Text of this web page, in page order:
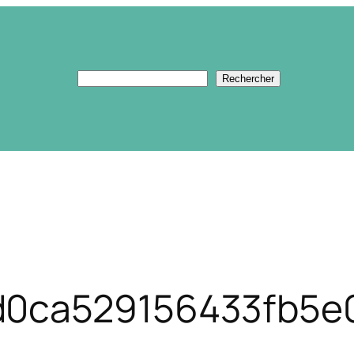
Rechercher Rechercher